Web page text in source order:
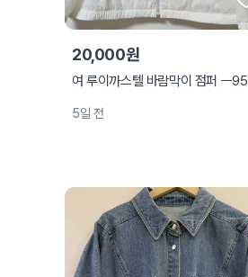
20,000원
여 루이까스텔 바람막이 점퍼 ㅡ95
5일 전